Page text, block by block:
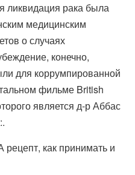
ликвидация рака была
медицинским
о случаях
конечно,
для коррумпированной
фильме British
является д-р Аббас
как принимать и